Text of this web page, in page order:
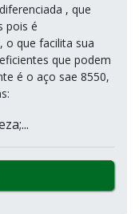
, que
pois é
o que facilita sua
que podem
é o aço sae 8550,